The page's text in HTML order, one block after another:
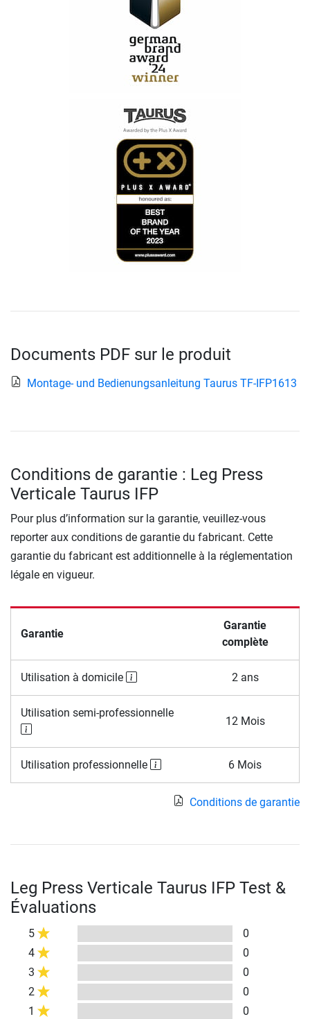
Documents PDF sur le produit
Montage- und Bedienungsanleitung Taurus TF-IFP1613
Conditions de garantie : Leg Press
Verticale Taurus IFP
Pour plus d’information sur la garantie, veuillez-vous
reporter aux conditions de garantie du fabricant. Cette
garantie du fabricant est additionnelle à la réglementation
légale en vigueur.
Garantie
Garantie
complète
Utilisation à domicile 2 ans
Utilisation semi-professionnelle
12 Mois
Utilisation professionnelle 6 Mois
Conditions de garantie
Leg Press Verticale Taurus IFP Test &
Évaluations
5
0
4
0
3
0
2
0
1
0